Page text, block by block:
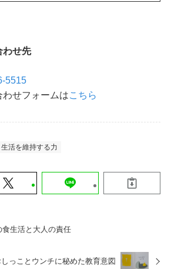
わせ先
5515
わせフォームはこちら
生活を維持する力
食生活と大人の責任
っことウンチに秘めた教育意図